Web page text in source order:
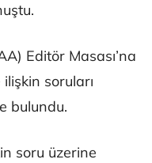
Editör Masası’na
soruları
bulundu.
soru üzerine